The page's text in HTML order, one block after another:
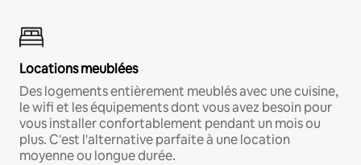
Locations meublées
Des logements entièrement meublés avec une cuisine,
le wifi et les équipements dont vous avez besoin pour
vous installer confortablement pendant un mois ou
plus. C'est l'alternative parfaite à une location
moyenne ou longue durée.